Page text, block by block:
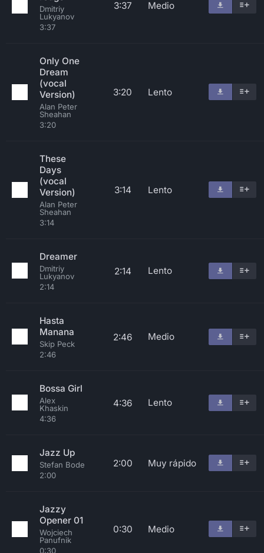
Dmitriy
Lukyanov
3:37
3:37 Medio
Only One
Dream
(vocal
Version)
Alan Peter
Sheahan
3:20
3:20 Lento
These
Days
(vocal
Version)
Alan Peter
Sheahan
3:14
3:14 Lento
Dreamer
Dmitriy
Lukyanov
2:14
2:14 Lento
Hasta
Manana
Skip Peck
2:46
2:46 Medio
Bossa Girl
Alex
Khaskin
4:36
4:36 Lento
Jazz Up
Stefan Bode
2:00
2:00 Muy rápido
Jazzy
Opener 01
Wojciech
Panufnik
0:30
0:30 Medio